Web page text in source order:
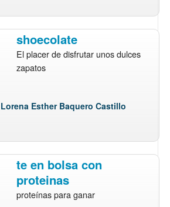
shoecolate
El placer de disfrutar unos dulces
zapatos
Lorena Esther Baquero Castillo
te en bolsa con
proteinas
proteínas para ganar